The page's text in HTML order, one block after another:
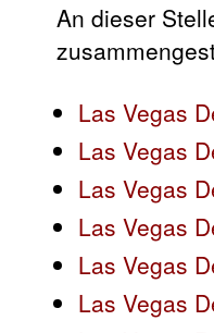
An dieser
Las Vegas
Las Vegas
Las Vegas
Las Vegas
Las Vegas
Las Vegas